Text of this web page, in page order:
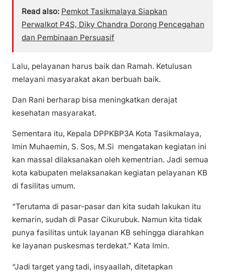
Read also: Pemkot Tasikmalaya Siapkan
Perwalkot P4S, Diky Chandra Dorong Pencegahan
dan Pembinaan Persuasif
Lalu, pelayanan harus baik dan Ramah. Ketulusan
melayani masyarakat akan berbuah baik.
Dan Rani berharap bisa meningkatkan derajat
kesehatan masyarakat.
Sementara itu, Kepala DPPKBP3A Kota Tasikmalaya,
Imin Muhaemin, S. Sos, M.Si mengatakan kegiatan ini
kan massal dilaksanakan oleh kementrian. Jadi semua
kota kabupaten melaksanakan kegiatan pelayanan KB
di fasilitas umum.
“Terutama di pasar-pasar dan kita sudah lakukan itu
kemarin, sudah di Pasar Cikurubuk. Namun kita tidak
punya fasilitas untuk layanan KB sehingga diarahkan
ke layanan puskesmas terdekat.” Kata Imin.
“Jadi target yang tadi, insyaallah, ditetapkan